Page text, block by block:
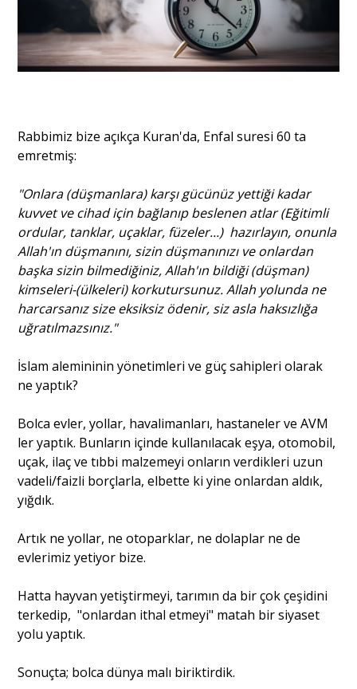
Sağlık
Rabbimiz bize açıkça Kuran'da, Enfal suresi 60 ta
emretmiş:
"Onlara (düşmanlara) karşı gücünüz yettiği kadar
kuvvet ve cihad için bağlanıp beslenen atlar (Eğitimli
ordular, tanklar, uçaklar, füzeler...) hazırlayın, onunla
Allah'ın düşmanını, sizin düşmanınızı ve onlardan
başka sizin bilmediğiniz, Allah'ın bildiği (düşman)
kimseleri-(ülkeleri) korkutursunuz. Allah yolunda ne
harcarsanız size eksiksiz ödenir, siz asla haksızlığa
uğratılmazsınız."
İslam alemininin yönetimleri ve güç sahipleri olarak
ne yaptık?
Bolca evler, yollar, havalimanları, hastaneler ve AVM
ler yaptık. Bunların içinde kullanılacak eşya, otomobil,
uçak, ilaç ve tıbbi malzemeyi onların verdikleri uzun
vadeli/faizli borçlarla, elbette ki yine onlardan aldık,
yığdık.
Artık ne yollar, ne otoparklar, ne dolaplar ne de
evlerimiz yetiyor bize.
Hatta hayvan yetiştirmeyi, tarımın da bir çok çeşidini
terkedip, "onlardan ithal etmeyi" matah bir siyaset
yolu yaptık.
Sonuçta; bolca dünya malı biriktirdik.